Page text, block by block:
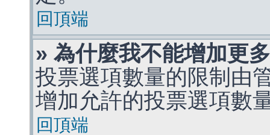
回頂端
» 為什麼我不能增加更
投票選項數量的限制由
增加允許的投票選項數
回頂端